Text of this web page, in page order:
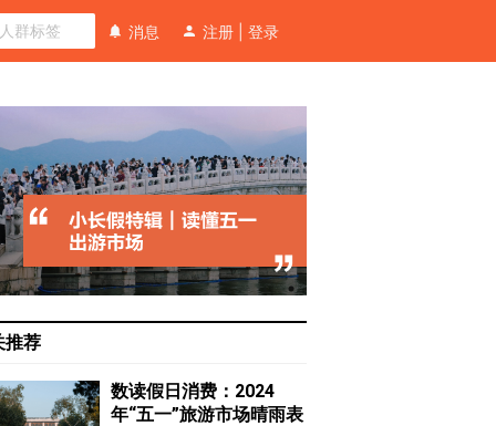
消息 注册 登录
推荐
数读假日消费：2024
年“五一”旅游市场晴雨表